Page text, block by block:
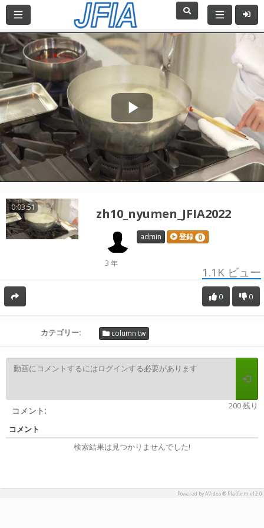
Play
Video
0:03:51 zh10_nyumen_JFIA2022
admin 登録 0
3 年
1.1Kビュー
0
0
カテゴリー: column tw
200 残り
コメント:
コメント
検索結果は見つかりませんでした!
Powered by AVideo ® Platform v12.0